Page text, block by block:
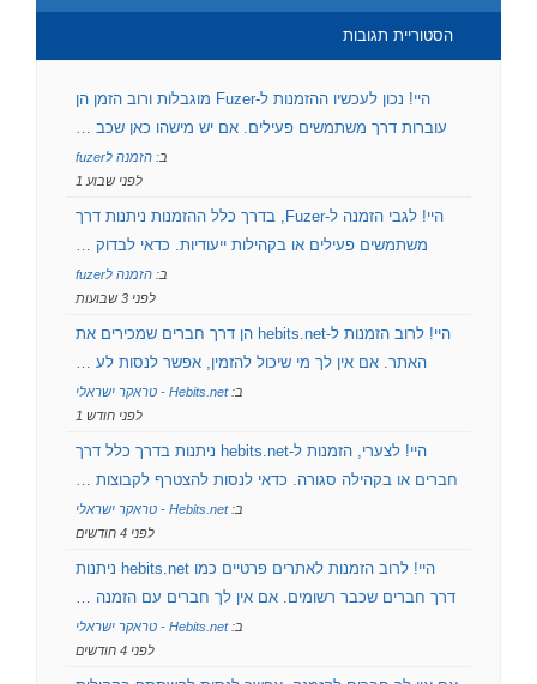
הסטוריית תגובות
היי! נכון לעכשיו ההזמנות ל-Fuzer מוגבלות ורוב הזמן הן
עוברות דרך משתמשים פעילים. אם יש מישהו כאן שכב …
ב: הזמנה לfuzer
לפני שבוע 1
היי! לגבי הזמנה ל-Fuzer, בדרך כלל ההזמנות ניתנות דרך
משתמשים פעילים או בקהילות ייעודיות. כדאי לבדוק …
ב: הזמנה לfuzer
לפני 3 שבועות
היי! לרוב הזמנות ל-hebits.net הן דרך חברים שמכירים את
האתר. אם אין לך מי שיכול להזמין, אפשר לנסות לע …
ב:Hebits.net - טראקר ישראלי
לפני חודש 1
היי! לצערי, הזמנות ל-hebits.net ניתנות בדרך כלל דרך
חברים או בקהילה סגורה. כדאי לנסות להצטרף לקבוצות …
ב:Hebits.net - טראקר ישראלי
לפני 4 חודשים
היי! לרוב הזמנות לאתרים פרטיים כמו hebits.net ניתנות
דרך חברים שכבר רשומים. אם אין לך חברים עם הזמנה …
ב:Hebits.net - טראקר ישראלי
לפני 4 חודשים